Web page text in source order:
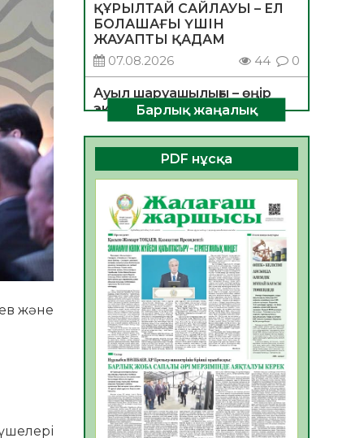
және
ҚҰРЫЛТАЙ САЙЛАУЫ – ЕЛ
БОЛАШАҒЫ ҮШІН
ЖАУАПТЫ ҚАДАМ
07.08.2026
44 0
Ауыл шаруашылығы – өңір
экономикасының негізгі
тірегі
06.08.2026
51 0
ҚОҒАМДЫҚ БЕЛСЕНДІЛІК –
ЕЛ ДАМУЫНЫҢ НЕГІЗІ
06.08.2026
49
ҚҰРЫЛТАЙ САЙЛАУЫ –
БОЛАШАҚҚА БАСТАР
ЖАУАПТЫ ТАҢДАУ
06.08.2026
51
Инфекциялық ауруларға
қарсы иммундау
жұмыстарының тиімділігі
06.08.2026
53
Көкжөтел ауруы туралы
Барлық жаңалық
PDF нұсқа